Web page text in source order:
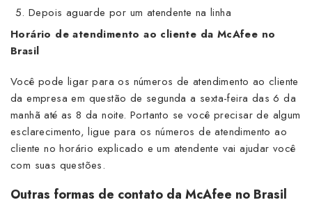
Depois aguarde por um atendente na linha
Horário de atendimento ao cliente da McAfee no
Brasil
Você pode ligar para os números de atendimento ao cliente
da empresa em questão de segunda a sexta-feira das 6 da
manhã até as 8 da noite. Portanto se você precisar de algum
esclarecimento, ligue para os números de atendimento ao
cliente no horário explicado e um atendente vai ajudar você
com suas questões.
Outras formas de contato da McAfee no Brasil